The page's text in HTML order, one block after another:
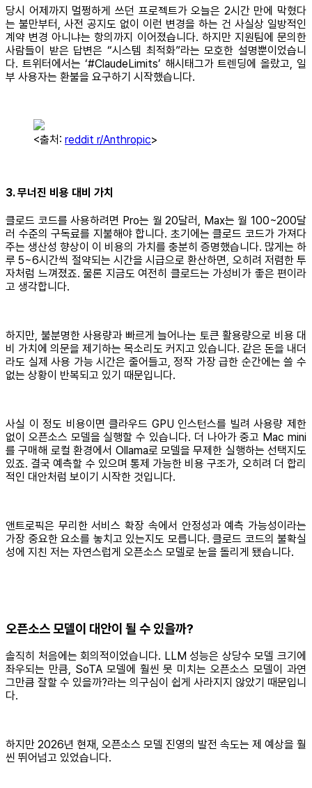
당시 어제까지 멀쩡하게 쓰던 프로젝트가 오늘은 2시간 만에 막혔다
는 불만부터, 사전 공지도 없이 이런 변경을 하는 건 사실상 일방적인
계약 변경 아니냐는 항의까지 이어졌습니다. 하지만 지원팀에 문의한
사람들이 받은 답변은 “시스템 최적화”라는 모호한 설명뿐이었습니
다. 트위터에서는 ‘#ClaudeLimits’ 해시태그가 트렌딩에 올랐고, 일
부 사용자는 환불을 요구하기 시작했습니다.
<출처: reddit r/Anthropic>
3. 무너진 비용 대비 가치
클로드 코드를 사용하려면 Pro는 월 20달러, Max는 월 100~200달
러 수준의 구독료를 지불해야 합니다. 초기에는 클로드 코드가 가져다
주는 생산성 향상이 이 비용의 가치를 충분히 증명했습니다. 많게는 하
루 5~6시간씩 절약되는 시간을 시급으로 환산하면, 오히려 저렴한 투
자처럼 느껴졌죠. 물론 지금도 여전히 클로드는 가성비가 좋은 편이라
고 생각합니다.
하지만, 불분명한 사용량과 빠르게 늘어나는 토큰 활용량으로 비용 대
비 가치에 의문을 제기하는 목소리도 커지고 있습니다. 같은 돈을 내더
라도 실제 사용 가능 시간은 줄어들고, 정작 가장 급한 순간에는 쓸 수
없는 상황이 반복되고 있기 때문입니다.
사실 이 정도 비용이면 클라우드 GPU 인스턴스를 빌려 사용량 제한
없이 오픈소스 모델을 실행할 수 있습니다. 더 나아가 중고 Mac mini
를 구매해 로컬 환경에서 Ollama로 모델을 무제한 실행하는 선택지도
있죠. 결국 예측할 수 있으며 통제 가능한 비용 구조가, 오히려 더 합리
적인 대안처럼 보이기 시작한 것입니다.
앤트로픽은 무리한 서비스 확장 속에서 안정성과 예측 가능성이라는
가장 중요한 요소를 놓치고 있는지도 모릅니다. 클로드 코드의 불확실
성에 지친 저는 자연스럽게 오픈소스 모델로 눈을 돌리게 됐습니다.
오픈소스 모델이 대안이 될 수 있을까?
솔직히 처음에는 회의적이었습니다. LLM 성능은 상당수 모델 크기에
좌우되는 만큼, SoTA 모델에 훨씬 못 미치는 오픈소스 모델이 과연
그만큼 잘할 수 있을까?라는 의구심이 쉽게 사라지지 않았기 때문입니
다.
하지만 2026년 현재, 오픈소스 모델 진영의 발전 속도는 제 예상을 훨
씬 뛰어넘고 있었습니다.